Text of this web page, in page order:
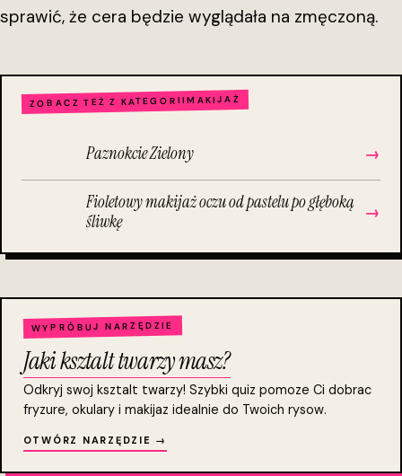
sprawić, że cera będzie wyglądała na zmęczoną.
ZOBACZ TEŻ Z KATEGORIIMAKIJAŻ
Paznokcie Zielony →
Fioletowy makijaż oczu od pastelu po głęboką
śliwkę
→
WYPRÓBUJ NARZĘDZIE
Jaki ksztalt twarzy masz?
Odkryj swoj ksztalt twarzy! Szybki quiz pomoze Ci dobrac
fryzure, okulary i makijaz idealnie do Twoich rysow.
OTWÓRZ NARZĘDZIE →